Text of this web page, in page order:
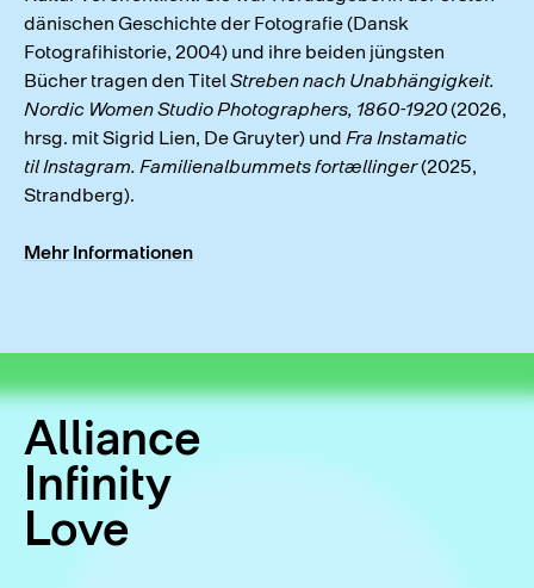
dänischen Geschichte der Fotografie (Dansk
Fotografihistorie, 2004) und ihre beiden jüngsten
Bücher tragen den TitelStreben nach Unabhängigkeit.
Nordic Women Studio Photographers, 1860-1920(2026,
hrsg. mit Sigrid Lien, De Gruyter) und Fra Instamatic
til Instagram. Familienalbummets fortællinger(2025,
Strandberg).
Mehr Informationen
Alliance
Infinity
Love